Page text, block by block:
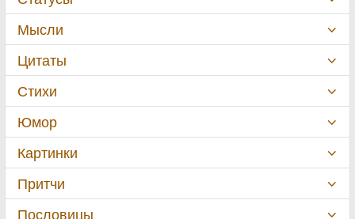
Мысли
Цитаты
Стихи
Юмор
Картинки
Притчи
Пословицы